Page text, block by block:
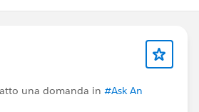
una domanda in #Ask An